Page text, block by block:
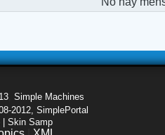
Simple Machines
2012, SimplePortal
| Skin Samp